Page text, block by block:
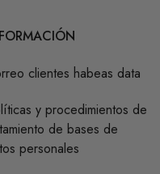
clientes habeas data
y procedimientos de
de bases de
personales